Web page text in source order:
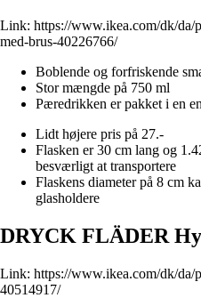
Link: https://www.ikea.com/dk/da/
med-brus-40226766/
Boblende og forfriskende
Stor mængde på 750 ml
Pæredrikken er pakket i en
Lidt højere pris på 27.-
Flasken er 30 cm lang og
besværligt at transportere
Flaskens diameter på 8 cm
glasholdere
DRYCK FLÄDER
Link: https://www.ikea.com/dk/da/
40514917/